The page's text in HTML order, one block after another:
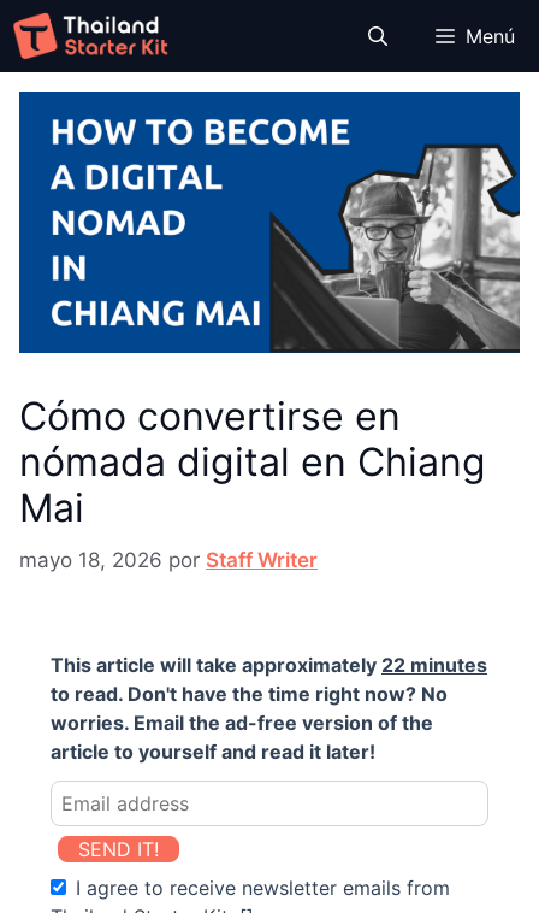
Saltar
al
contenido
Menú
Cómo convertirse en
nómada digital en Chiang
Mai
mayo 18, 2026 por Staff Writer
This article will take approximately 22 minutes
to read. Don't have the time right now? No
worries. Email the ad-free version of the
article to yourself and read it later!
SEND IT!
I agree to receive newsletter emails from